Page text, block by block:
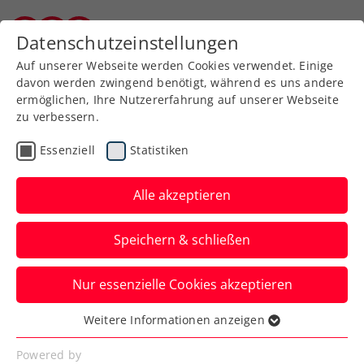
Zurück zur Newsübersicht
Turniere
LAYJET-OPEN:
Hauptbewerb startet mit
Rodionov und Carballes
Baena
Zudem kämpfen beim ATP-Challenger in
Bad Waltersdorf am Montag drei ÖTV-
Asse um einen Platz im Hauptfeld.
Datenschutzeinstellungen
Auf unserer Webseite werden Cookies verwendet. Einige
davon werden zwingend benötigt, während es uns andere
ermöglichen, Ihre Nutzererfahrung auf unserer Webseite
zu verbessern.
Essenziell Statistiken
Alle akzeptieren
Speichern & schließen
Nur essenzielle Cookies akzeptieren
Essenziell
Essenzielle Cookies werden für grundlegende
Weitere Informationen anzeigen
Powered by